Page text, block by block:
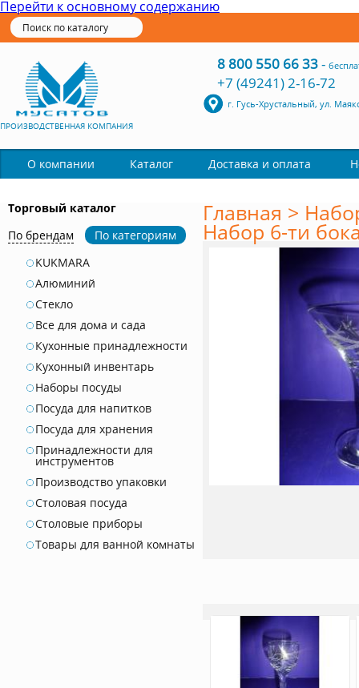
Перейти к основному содержанию
ПРОИЗВОДСТВЕННАЯ КОМПАНИЯ
8 800 550 66 33-
+7 (49241) 2-16-72
г. Гусь-Хрустальный, ул.
О компании Каталог Доставка и оплата
Торговый каталог
По брендам
По категориям
KUKMARA
Алюминий
Стекло
Все для дома и сада
Кухонные принадлежности
Кухонный инвентарь
Наборы посуды
Посуда для напитков
Посуда для хранения
Принадлежности для
инструментов
Производство упаковки
Столовая посуда
Столовые приборы
Товары для ванной комнаты
Главная >
Набор 6-ти